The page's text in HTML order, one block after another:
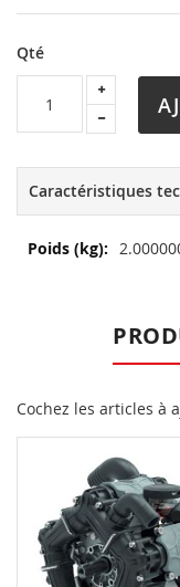
Qté
Caractéristiques
Plus
Cochez les articles à